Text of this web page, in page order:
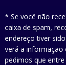
* Se você não
caixa de spam,
endereço tiver
verá a informação
pedimos que